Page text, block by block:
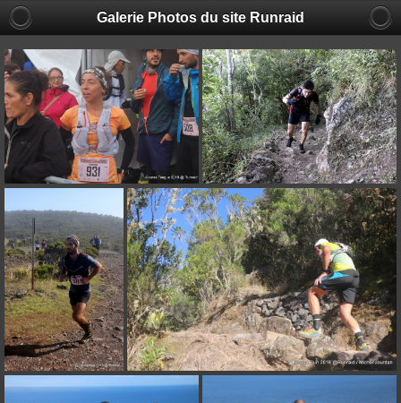
Galerie Photos du site Runraid